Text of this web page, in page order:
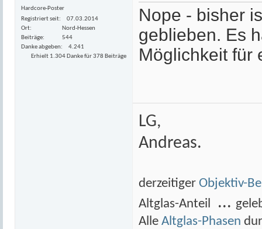
Hardcore-Poster
Registriert seit
07.03.2014
Ort
Nord-Hessen
Beiträge
544
Danke abgeben
4.241
Erhielt 1.304 Danke für 378 Beiträge
Nope - bisher
geblieben. Es
Möglichkeit für
LG,
Andreas.
derzeitiger Objektiv-
Altglas-Anteil
...
Alle Altglas-Phasen